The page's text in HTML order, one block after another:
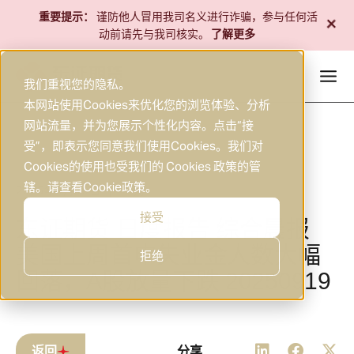
我们重视您的隐私。
本网站使用Cookies来优化您的浏览体验、分析
网站流量，并为您展示个性化内容。点击“接
受”，即表示您同意我们使用Cookies。我们对
Cookies的使用也受我们的 Cookies 政策的管
辖。请查看Cookie政策。
接受
拒绝
内
2025年9月19日 | 研究
东证期货 日度报告 综合晨报
美国上周首申失业金人数大幅
回落，A股放量下跌 20250919
分享
重要提示：
谨防他人冒用我司名义进行诈骗，参与任何活
动前请先与我司核实。
了解更多 +